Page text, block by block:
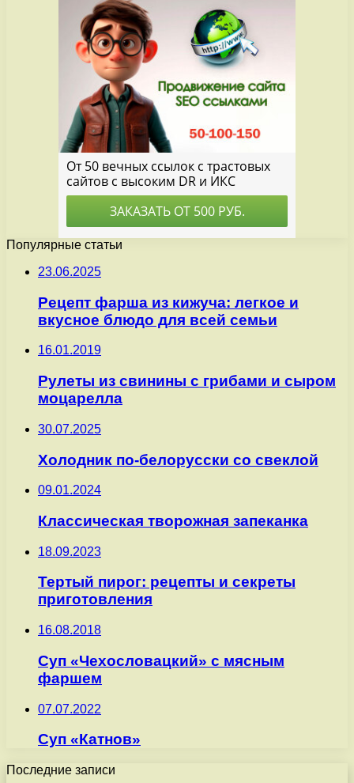
Популярные статьи
23.06.2025
Рецепт фарша из кижуча: легкое и
вкусное блюдо для всей семьи
16.01.2019
Рулеты из свинины с грибами и сыром
моцарелла
30.07.2025
Холодник по-белорусски со свеклой
09.01.2024
Классическая творожная запеканка
18.09.2023
Тертый пирог: рецепты и секреты
приготовления
16.08.2018
Суп «Чехословацкий» с мясным
фаршем
07.07.2022
Суп «Катнов»
Последние записи